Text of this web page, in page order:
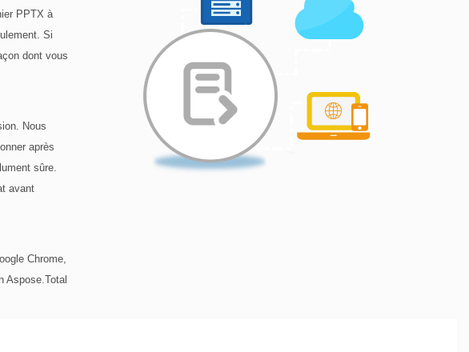
PPTX à
Si
dont vous
Nous
après
sûre.
avant
Chrome,
Aspose.Total